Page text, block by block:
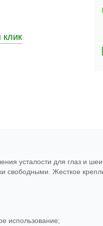
клик
усталости для глаз и
свободными. Жесткое
использование;